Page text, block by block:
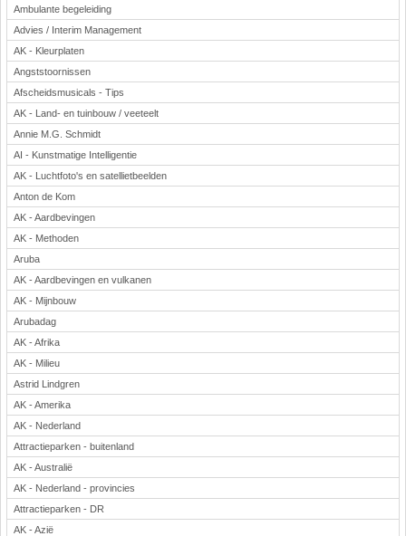
Ambulante begeleiding
Advies / Interim Management
AK - Kleurplaten
Angststoornissen
Afscheidsmusicals - Tips
AK - Land- en tuinbouw / veeteelt
Annie M.G. Schmidt
AI - Kunstmatige Intelligentie
AK - Luchtfoto's en satellietbeelden
Anton de Kom
AK - Aardbevingen
AK - Methoden
Aruba
AK - Aardbevingen en vulkanen
AK - Mijnbouw
Arubadag
AK - Afrika
AK - Milieu
Astrid Lindgren
AK - Amerika
AK - Nederland
Attractieparken - buitenland
AK - Australië
AK - Nederland - provincies
Attractieparken - DR
AK - Azië